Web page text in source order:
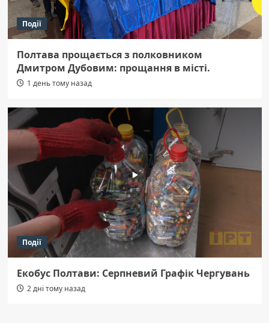
Події
Полтава прощається з полковником
Дмитром Дубовим: прощання в місті.
1 день тому назад
Події
Екобус Полтави: Серпневий Графік Чергувань
2 дні тому назад